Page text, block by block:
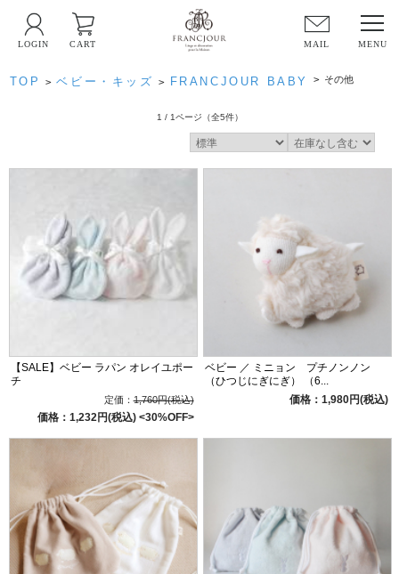
MAIL
LOGIN CART
TOP > ベビー・キッズ > FRANCJOUR BABY > その他
1 / 1ページ （全5件）
【SALE】ベビー ラパン オレイユポー
チ
定価：1,760円(税込)
価格：1,232円(税込) <30%OFF>
ベビー ／ ミニョン プチノンノン
（ひつじにぎにぎ） （6...
価格：1,980円(税込)